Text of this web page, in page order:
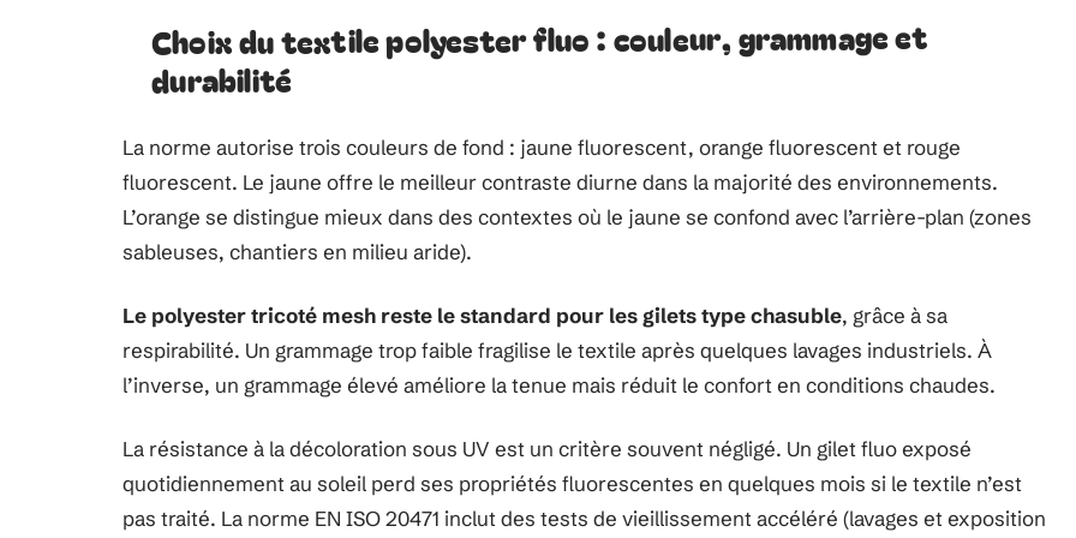
Choix du textile polyester fluo : couleur, grammage et
durabilité
La norme autorise trois couleurs de fond : jaune fluorescent, orange fluorescent et rouge
fluorescent. Le jaune offre le meilleur contraste diurne dans la majorité des environnements.
L’orange se distingue mieux dans des contextes où le jaune se confond avec l’arrière-plan (zones
sableuses, chantiers en milieu aride).
Le polyester tricoté mesh reste le standard pour les gilets type chasuble, grâce à sa
respirabilité. Un grammage trop faible fragilise le textile après quelques lavages industriels. À
l’inverse, un grammage élevé améliore la tenue mais réduit le confort en conditions chaudes.
La résistance à la décoloration sous UV est un critère souvent négligé. Un gilet fluo exposé
quotidiennement au soleil perd ses propriétés fluorescentes en quelques mois si le textile n’est
pas traité. La norme EN ISO 20471 inclut des tests de vieillissement accéléré (lavages et exposition